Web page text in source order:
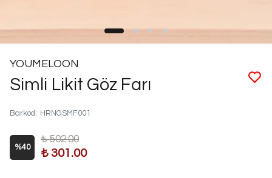
YOUMELOON
Simli Likit Göz Farı
Barkod : HRNGSMF001
%40
₺ 502.00
₺ 301.00